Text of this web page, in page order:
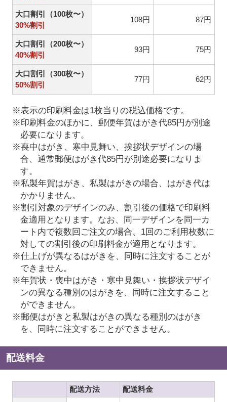
大口割引（100枚〜）
30%割引
108円 87円
大口割引（200枚〜）
40%割引
93円 75円
大口割引（300枚〜）
50%割引
77円 62円
※表示の印刷料金は1枚当りの税込価格です。
※印刷料金のほかに、郵便年賀はがき代85円が別途
必要になります。
※喪中はがき、寒中見舞い、挨拶状デザインの場
合、通常郵便はがき代85円が別途必要になりま
す。
※私製年賀はがき、私製はがきの場合、はがき代は
かかりません。
※割引対象のデザインのみ、割引後の価格で印刷料
金適用となります。なお、同一デザインを同一カ
ート内で複数回ご注文の場合、1回のご利用枚数に
対しての割引後の印刷料金が適用となります。
※仕上げが異なるはがきを、同時に注文することが
できません。
※年賀状・喪中はがき・寒中見舞い・挨拶状デザイ
ンの異なる種別のはがきを、同時に注文すること
ができません。
※郵便はがきと私製はがきの異なる種別のはがき
を、同時に注文することができません。
配送料金
配送方法 配送料金